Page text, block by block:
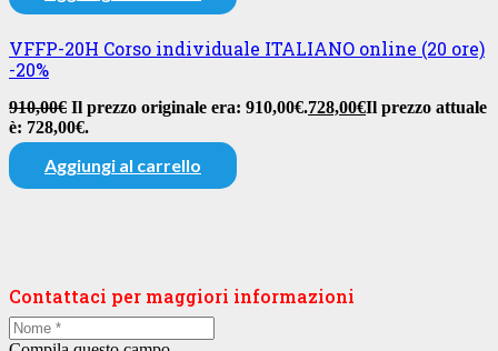
VFFP-20H Corso individuale ITALIANO online (20 ore)
-20%
910,00€ Il prezzo originale era: 910,00€.728,00€Il prezzo attuale
è: 728,00€.
Aggiungi al carrello
Contattaci per maggiori informazioni